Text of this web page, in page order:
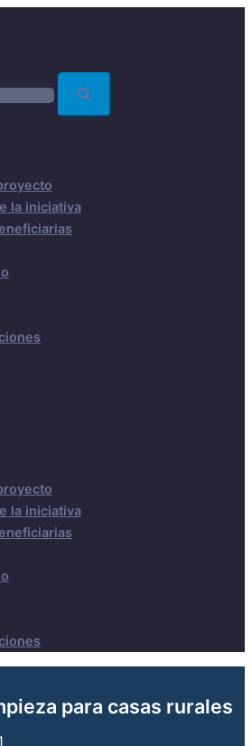
la iniciativa
la iniciativa
para casas rurales